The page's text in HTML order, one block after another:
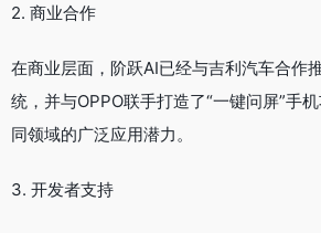
2. 商业合作
在商业层面，阶跃AI已经与吉利汽车合作
统，并与OPPO联手打造了“一键问屏”手
同领域的广泛应用潜力。
3. 开发者支持